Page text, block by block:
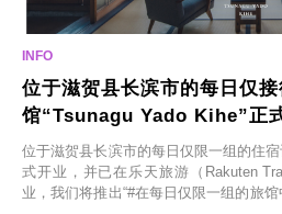
位于滋贺县长滨市的每日仅
馆“Tsunagu Yado Kihe”正
位于滋贺县长滨市的每日仅限一组的住宿
式开业，并已在乐天旅游（Rakuten
业，我们将推出“#在每日仅限一组的旅